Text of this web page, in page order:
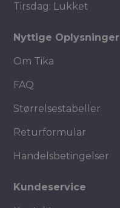
Tirsdag: Lukket
Nyttige Oplysninger
Om Tika
FAQ
Størrelsestabeller
Returformular
Handelsbetingelser
Kundeservice